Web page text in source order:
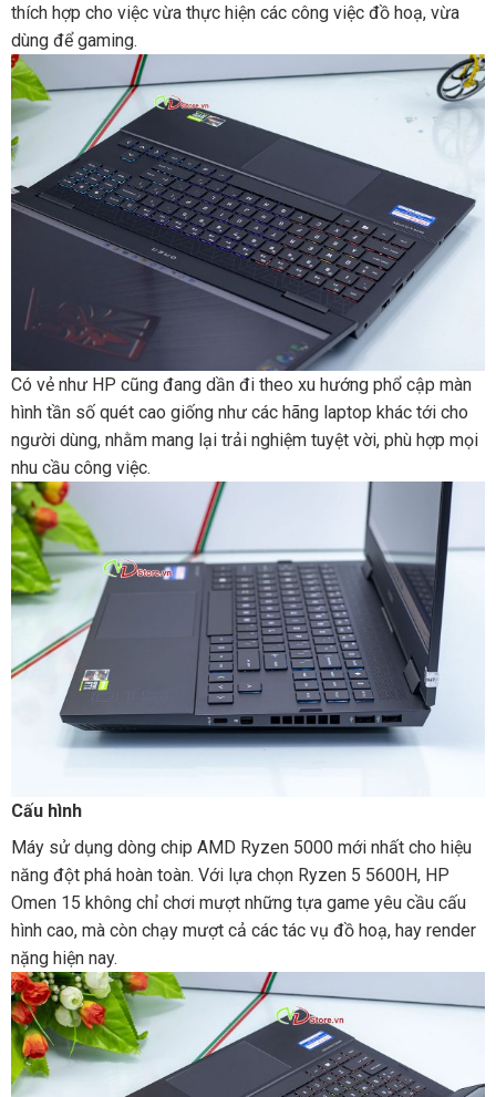
thích hợp cho việc vừa thực hiện các công việc đồ hoạ, vừa
dùng để gaming.
Có vẻ như HP cũng đang dần đi theo xu hướng phổ cập màn
hình tần số quét cao giống như các hãng laptop khác tới cho
người dùng, nhằm mang lại trải nghiệm tuyệt vời, phù hợp mọi
nhu cầu công việc.
Cấu hình
Máy sử dụng dòng chip AMD Ryzen 5000 mới nhất cho hiệu
năng đột phá hoàn toàn. Với lựa chọn Ryzen 5 5600H, HP
Omen 15 không chỉ chơi mượt những tựa game yêu cầu cấu
hình cao, mà còn chạy mượt cả các tác vụ đồ hoạ, hay render
nặng hiện nay.